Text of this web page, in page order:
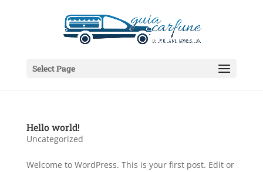
Select Page
Hello world!
Uncategorized
Welcome to WordPress. This is your first post. Edit or